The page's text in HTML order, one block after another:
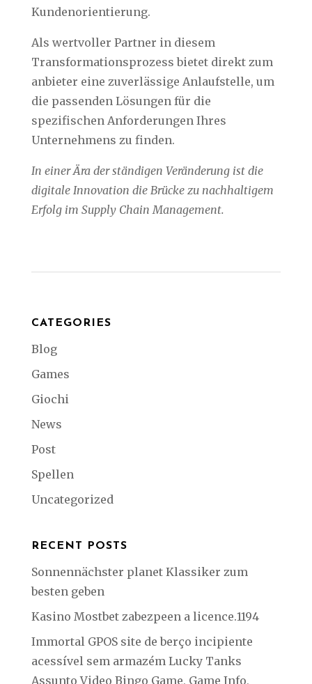
Kundenorientierung.
Als wertvoller Partner in diesem
Transformationsprozess bietet direkt zum
anbieter eine zuverlässige Anlaufstelle, um
die passenden Lösungen für die
spezifischen Anforderungen Ihres
Unternehmens zu finden.
In einer Ära der ständigen Veränderung ist die
digitale Innovation die Brücke zu nachhaltigem
Erfolg im Supply Chain Management.
CATEGORIES
Blog
Games
Giochi
News
Post
Spellen
Uncategorized
RECENT POSTS
Sonnennächster planet Klassiker zum
besten geben
Kasino Mostbet zabezpeen a licence.1194
Immortal GPOS site de berço incipiente
acessível sem armazém Lucky Tanks
Assunto Video Bingo Game, Game Info,